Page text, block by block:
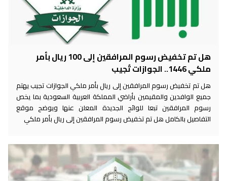
هل تم تخفيض رسوم المرافقين إلى 100 ريال بأمر
ملكي 1446.. الجوازات تُجيب
هل تم تخفيض رسوم المرافقين إلى ريال بأمر ملكي الجوازات تجيب يهتم
جميع الوافدين والمقيمين بأراضي المملكة العربية السعودية بما يخص
رسوم المرافقين تبعا للوائح الجديدة المعلن عنها ويوضح موقع
التفاصيل بالكامل هل تم تخفيض رسوم المرافقين إلى ريال بأمر ملكي